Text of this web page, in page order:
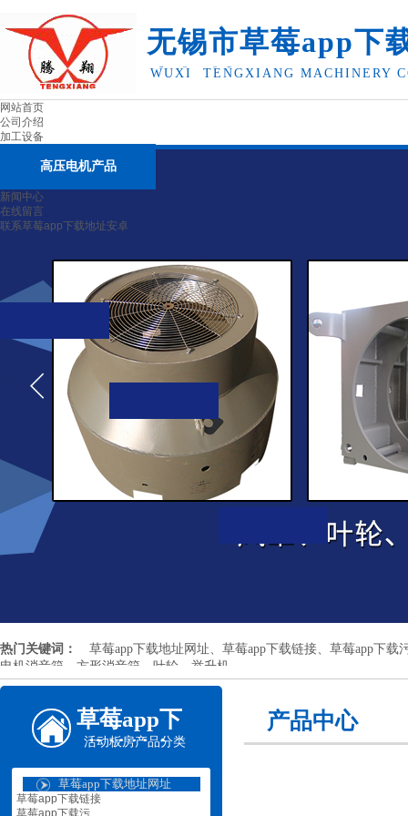
无锡市草莓app下
卓机械有限公司
WUXI TENGXIANG MACHINERY
网站首页
公司介绍
加工设备
高压电机产品
新闻中心
在线留言
联系草莓app下载地址安卓
热门关键词： 草莓app下载地址网址、草莓app下载链接、草莓app下载污
电机消音箱、方形消音箱、叶轮、举升机
草莓app下
载地址安
卓机械
产品中心
活动板房产品分类
草莓app下载地址网址
草莓app下载链接
草莓app下载污